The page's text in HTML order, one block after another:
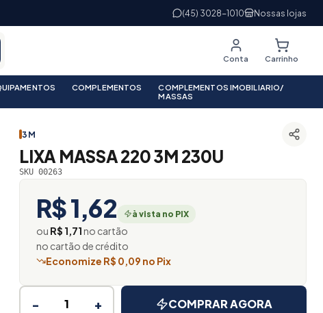
(45) 3028-1010 Nossas lojas
Conta Carrinho
COMPLEMENTOS
COMPLEMENTOS IMOBILIARIO/
MASSAS
3M
LIXA MASSA 220 3M 230U
SKU 00263
R$ 1,62 à vista no PIX
ou R$ 1,71no cartão
no cartão de crédito
Economize R$ 0,09 no Pix
− + COMPRAR AGORA